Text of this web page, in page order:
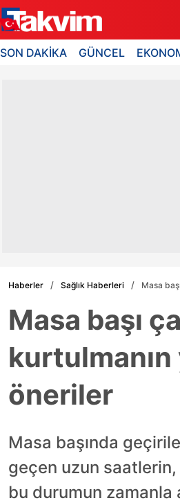
SON DAKİKA GÜNCEL
Haberler Sağlık Haberleri Masa
Masa başı
kurtulmanın
öneriler
Masa başında
geçen uzun
bu durumun zamanla